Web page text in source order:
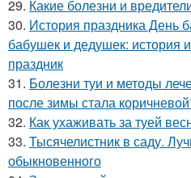
29. Какие болезни и
30. История праздника День
бабушек и дедушек: история
праздник
31. Болезни туи и методы
после зимы стала
32. Как ухаживать за туей
33. Тысячелистник в саду.
обыкновенного